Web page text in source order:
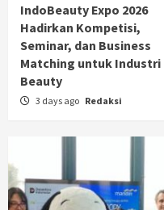
IndoBeauty Expo 2026
Hadirkan Kompetisi,
Seminar, dan Business
Matching untuk Industri
Beauty
3 days ago Redaksi